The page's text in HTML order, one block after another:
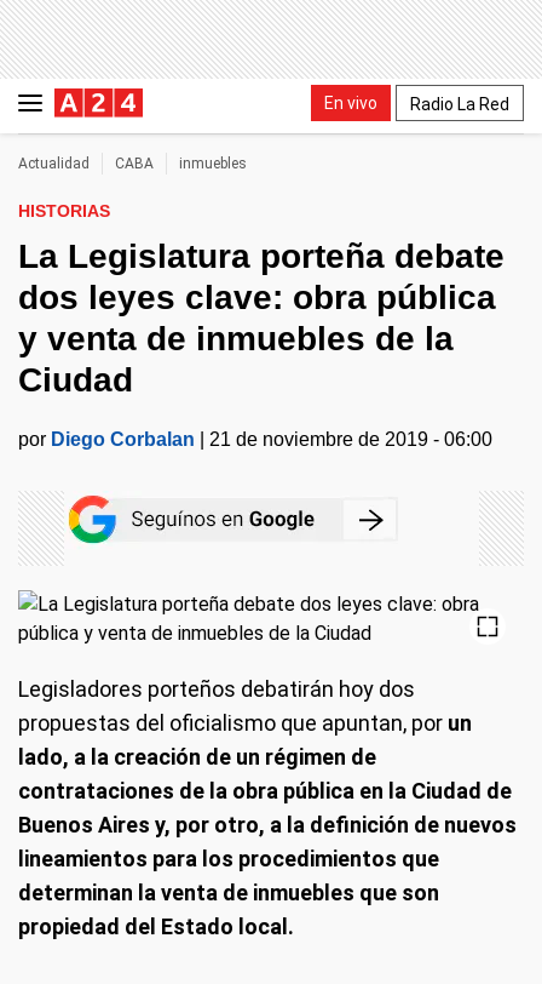
En vivo Radio La Red
Actualidad CABA inmuebles
HISTORIAS
La Legislatura porteña debate
dos leyes clave: obra pública
y venta de inmuebles de la
Ciudad
por Diego Corbalan 21 de noviembre de 2019 - 06:00
Legisladores porteños debatirán hoy dos
propuestas del oficialismo que apuntan, por un
lado, a la creación de un régimen de
contrataciones de la obra pública en la Ciudad de
Buenos Aires y, por otro, a la definición de nuevos
lineamientos para los procedimientos que
determinan la venta de inmuebles que son
propiedad del Estado local.